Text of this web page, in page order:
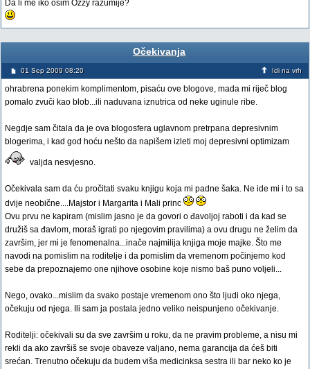
Da li me iko osim Ozzy razumije?
Očekivanja
01 Sep 2009 08:20 Idi na vrh
ohrabrena ponekim komplimentom, pisaću ove blogove, mada mi riječ blog
pomalo zvuči kao blob...ili naduvana iznutrica od neke uginule ribe.
Negdje sam čitala da je ova blogosfera uglavnom pretrpana depresivnim
blogerima, i kad god hoću nešto da napišem izleti moj depresivni optimizam
valjda nesvjesno.
Očekivala sam da ću pročitati svaku knjigu koja mi padne šaka. Ne ide mi i to sa
dvije neobične....Majstor i Margarita i Mali princ
Ovu prvu ne kapiram (mislim jasno je da govori o đavoljoj raboti i da kad se
družiš sa đavlom, moraš igrati po njegovim pravilima) a ovu drugu ne želim da
završim, jer mi je fenomenalna...inače najmilija knjiga moje majke. Što me
navodi na pomislim na roditelje i da pomislim da vremenom počinjemo kod
sebe da prepoznajemo one njihove osobine koje nismo baš puno voljeli...
Nego, ovako...mislim da svako postaje vremenom ono što ljudi oko njega,
očekuju od njega. Ili sam ja postala jedno veliko neispunjeno očekivanje.
Roditelji: očekivali su da sve završim u roku, da ne pravim probleme, a nisu mi
rekli da ako završiš se svoje obaveze valjano, nema garancija da ćeš biti
srećan. Trenutno očekuju da budem viša medicinksa sestra ili bar neko ko je